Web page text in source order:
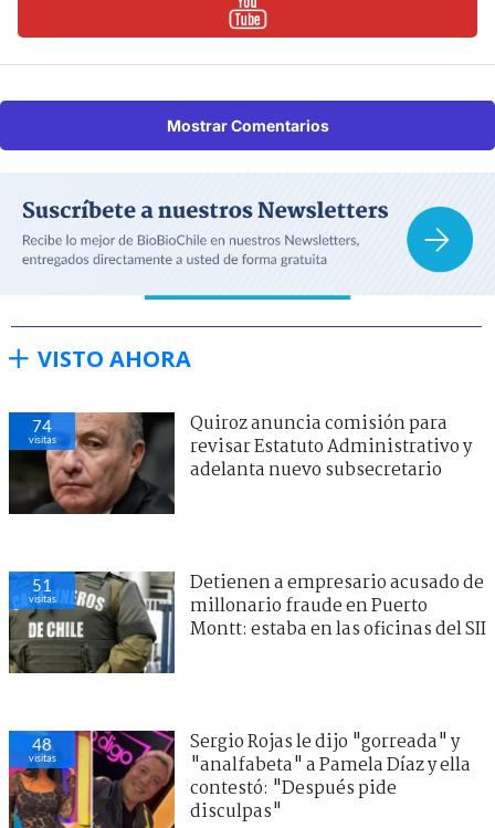
Mostrar Comentarios
VISTO AHORA
74
visitas
Quiroz anuncia comisión para
revisar Estatuto Administrativo y
adelanta nuevo subsecretario
51
visitas
Detienen a empresario acusado de
millonario fraude en Puerto
Montt: estaba en las oficinas del SII
48
visitas
Sergio Rojas le dijo "gorreada" y
"analfabeta" a Pamela Díaz y ella
contestó: "Después pide
disculpas"